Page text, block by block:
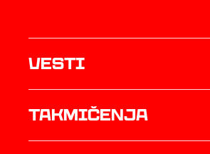
Vesti
Takmičenja